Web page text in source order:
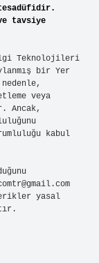
tavsiye
Teknolojileri
bir Yer
veya
Ancak,
kabul
yasal